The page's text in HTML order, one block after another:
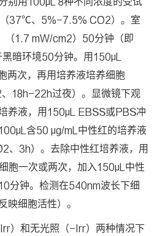
（37℃、5%-7.5% CO2）。室
（1.7 mW/cm2）50分钟（即
暗环境50分钟。用150μL
两次，再用培养液培养细胞
18h-22h过夜）。显微镜下观
养液，用150μL EBSS或PBS冲
含50 μg/mL中性红的培养液
3h）。去除中性红培养液，用
胞一次或两次，加入150μL中性
分钟。检测在540nm波长下细
映细胞活性）。
）和无光照（-Irr）两种情况下